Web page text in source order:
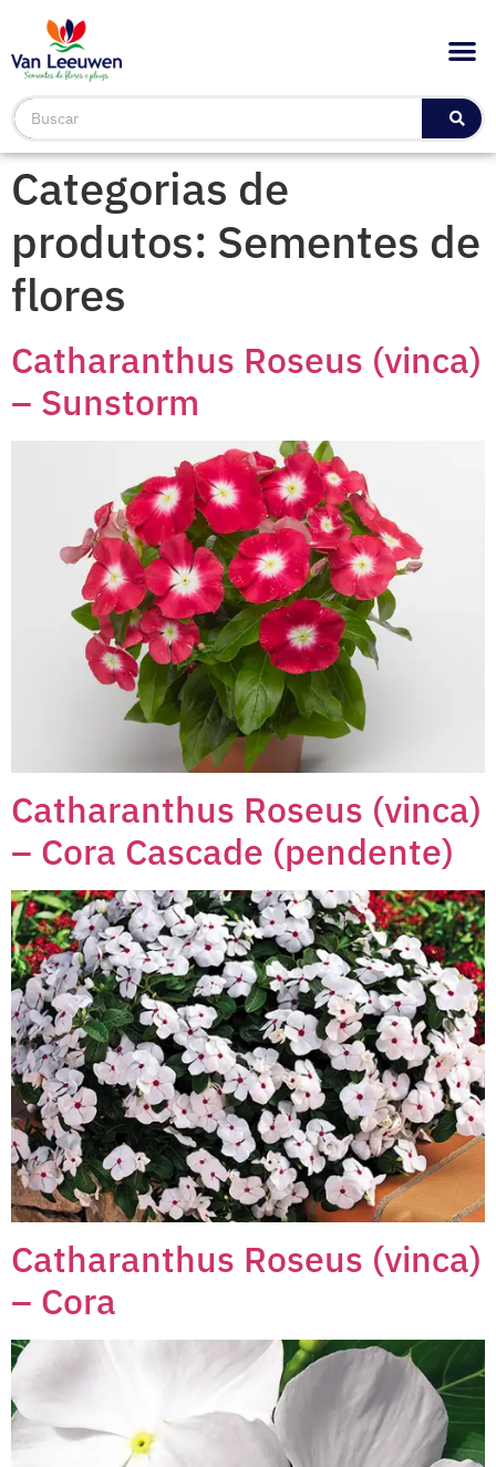
Categorias de
produtos: Sementes de
flores
Catharanthus Roseus (vinca)
– Sunstorm
Catharanthus Roseus (vinca)
– Cora Cascade (pendente)
Catharanthus Roseus (vinca)
– Cora